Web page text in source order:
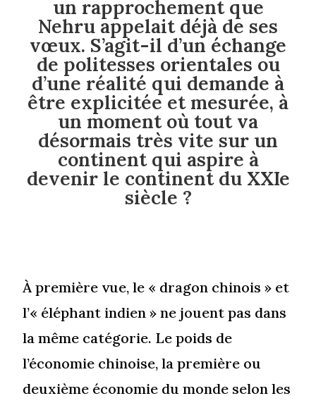
un rapprochement que
Nehru appelait déjà de ses
vœux. S’agit-il d’un échange
de politesses orientales ou
d’une réalité qui demande à
être explicitée et mesurée, à
un moment où tout va
désormais très vite sur un
continent qui aspire à
devenir le continent du XXIe
siècle ?
À première vue, le « dragon chinois » et
l’« éléphant indien » ne jouent pas dans
la même catégorie. Le poids de
l’économie chinoise, la première ou
deuxième économie du monde selon les